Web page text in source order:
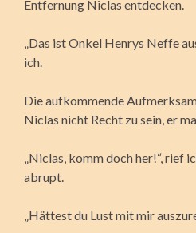
Entfernung Niclas entdecken.
„Das ist Onkel Henrys Neffe
ich.
Die aufkommende
Niclas nicht Recht zu sein, er
„Niclas, komm doch her!“, rief
abrupt.
„Hättest du Lust mit mir